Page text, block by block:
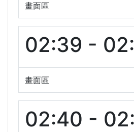
畫面區
02:39 -
畫面區
02:40 -